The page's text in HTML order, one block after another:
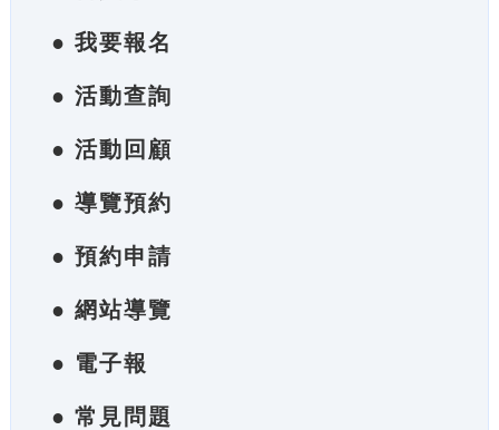
● 我要報名
● 活動查詢
● 活動回顧
● 導覽預約
● 預約申請
● 網站導覽
● 電子報
● 常見問題